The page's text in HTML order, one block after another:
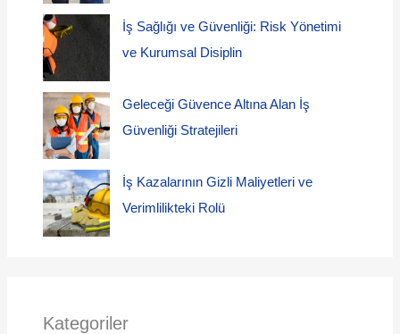
İş Sağlığı ve Güvenliği: Risk Yönetimi
ve Kurumsal Disiplin
Geleceği Güvence Altına Alan İş
Güvenliği Stratejileri
İş Kazalarının Gizli Maliyetleri ve
Verimlilikteki Rolü
Kategoriler